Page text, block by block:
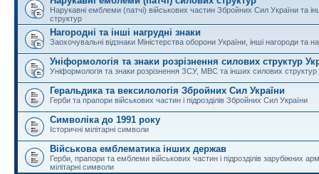
Нарукавні емблеми (патчі) військових частин Збройних Сил України та
структур
Нагородні та інші нагрудні знаки
Заохочувальні відзнаки Міністерства оборони України, інші нагороди та
Уніформологія та знаки розрізнення силових структур
Уніформологія та знаки розрізнення ЗСУ, МВС та інших силових структур
Геральдика та вексилологія Збройних Сил України
Герби та прапори військових частин і підрозділів Збройних Сил України
Символіка до 1991 року
Історичні мілітарні символи
Військова емблематика інших держав
Герби, прапори та емблеми військових частин і підрозділів зарубіжних
мілітарні символи